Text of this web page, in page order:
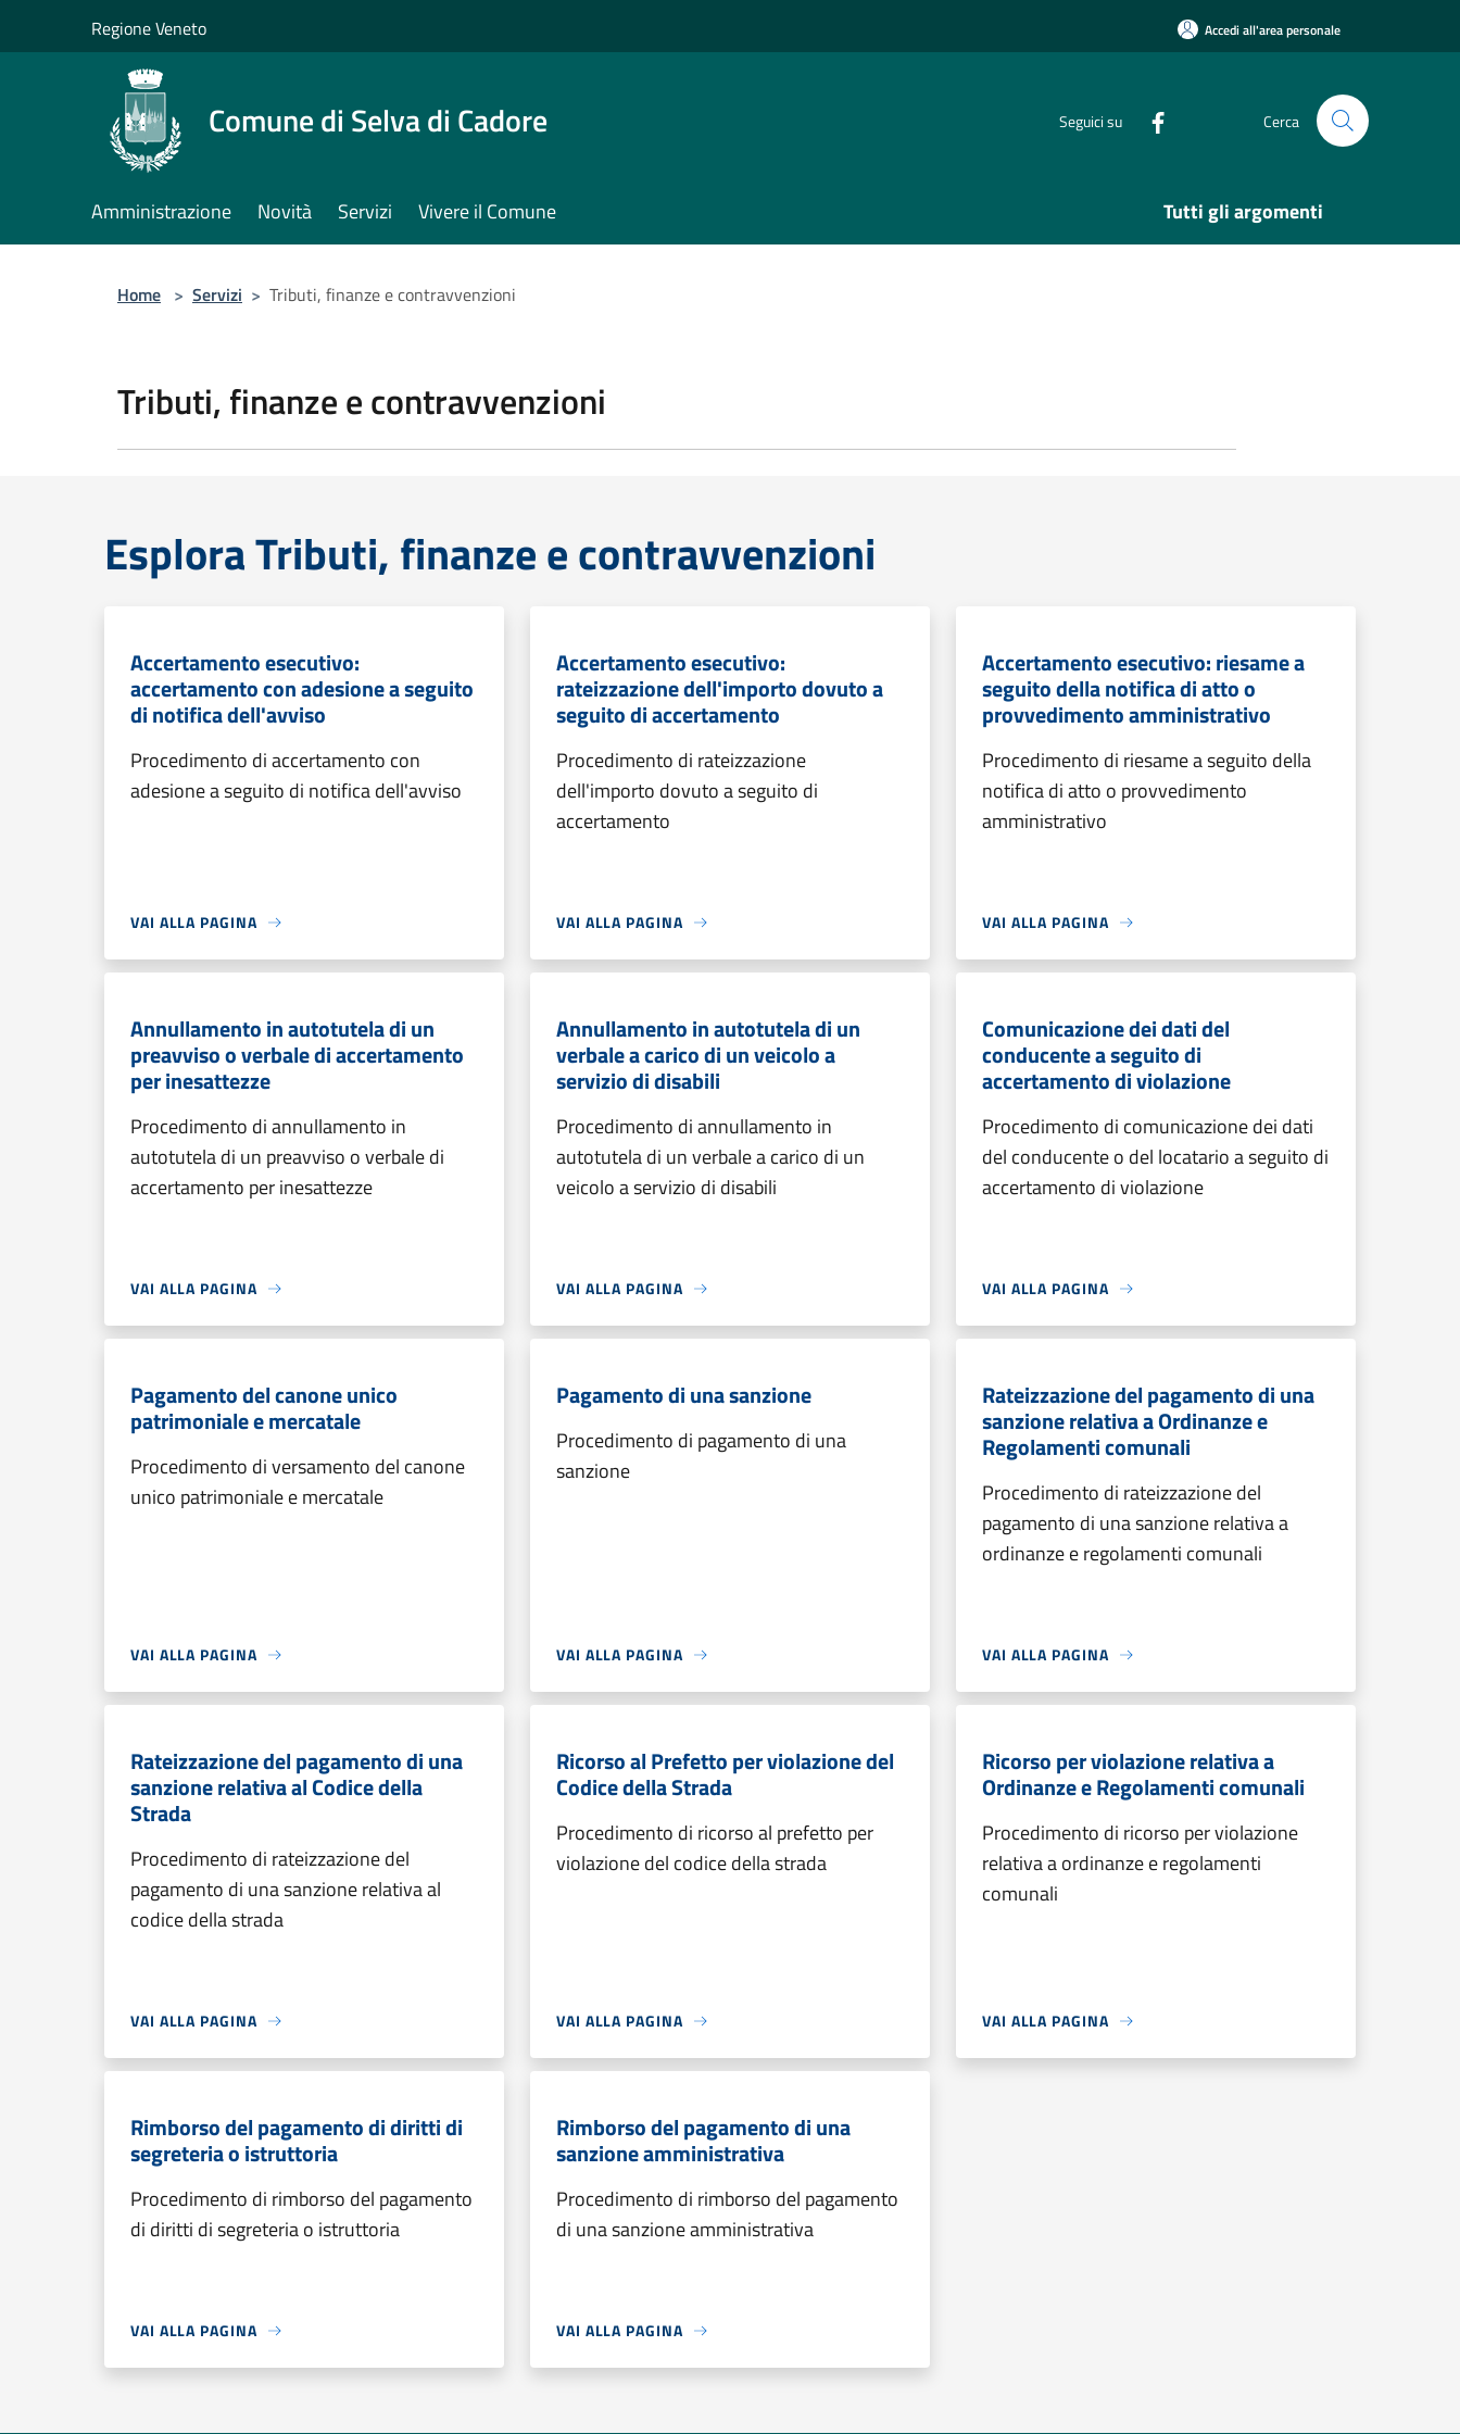
Regione Veneto Accedi all'area personale
Comune di Selva di Cadore Seguici su Cerca
Amministrazione Novità Servizi Vivere il Comune Tutti gli argomenti
Home > Servizi > Tributi, finanze e contravvenzioni
Tributi, finanze e contravvenzioni
Esplora Tributi, finanze e contravvenzioni
Accertamento esecutivo:
accertamento con adesione a seguito
di notifica dell'avviso
Procedimento di accertamento con
adesione a seguito di notifica dell'avviso
VAI ALLA PAGINA
Accertamento esecutivo:
rateizzazione dell'importo dovuto a
seguito di accertamento
Procedimento di rateizzazione
dell'importo dovuto a seguito di
accertamento
VAI ALLA PAGINA
Accertamento esecutivo: riesame a
seguito della notifica di atto o
provvedimento amministrativo
Procedimento di riesame a seguito della
notifica di atto o provvedimento
amministrativo
VAI ALLA PAGINA
Annullamento in autotutela di un
preavviso o verbale di accertamento
per inesattezze
Procedimento di annullamento in
autotutela di un preavviso o verbale di
accertamento per inesattezze
VAI ALLA PAGINA
Annullamento in autotutela di un
verbale a carico di un veicolo a
servizio di disabili
Procedimento di annullamento in
autotutela di un verbale a carico di un
veicolo a servizio di disabili
VAI ALLA PAGINA
Comunicazione dei dati del
conducente a seguito di
accertamento di violazione
Procedimento di comunicazione dei dati
del conducente o del locatario a seguito di
accertamento di violazione
VAI ALLA PAGINA
Pagamento del canone unico
patrimoniale e mercatale
Procedimento di versamento del canone
unico patrimoniale e mercatale
VAI ALLA PAGINA
Pagamento di una sanzione
Procedimento di pagamento di una
sanzione
VAI ALLA PAGINA
Rateizzazione del pagamento di una
sanzione relativa a Ordinanze e
Regolamenti comunali
Procedimento di rateizzazione del
pagamento di una sanzione relativa a
ordinanze e regolamenti comunali
VAI ALLA PAGINA
Rateizzazione del pagamento di una
sanzione relativa al Codice della
Strada
Procedimento di rateizzazione del
pagamento di una sanzione relativa al
codice della strada
VAI ALLA PAGINA
Ricorso al Prefetto per violazione del
Codice della Strada
Procedimento di ricorso al prefetto per
violazione del codice della strada
VAI ALLA PAGINA
Ricorso per violazione relativa a
Ordinanze e Regolamenti comunali
Procedimento di ricorso per violazione
relativa a ordinanze e regolamenti
comunali
VAI ALLA PAGINA
Rimborso del pagamento di diritti di
segreteria o istruttoria
Procedimento di rimborso del pagamento
di diritti di segreteria o istruttoria
VAI ALLA PAGINA
Rimborso del pagamento di una
sanzione amministrativa
Procedimento di rimborso del pagamento
di una sanzione amministrativa
VAI ALLA PAGINA